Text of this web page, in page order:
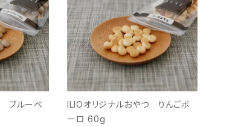
ブルーベ
ILIOオリジナルおやつ りんごボ
ーロ 60g